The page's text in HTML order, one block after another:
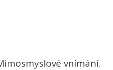
vnímání.